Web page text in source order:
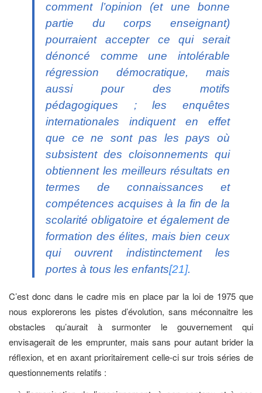
comment l’opinion (et une bonne
partie du corps enseignant)
pourraient accepter ce qui serait
dénoncé comme une intolérable
régression démocratique, mais
aussi pour des motifs
pédagogiques ; les enquêtes
internationales indiquent en effet
que ce ne sont pas les pays où
subsistent des cloisonnements qui
obtiennent les meilleurs résultats en
termes de connaissances et
compétences acquises à la fin de la
scolarité obligatoire et également de
formation des élites, mais bien ceux
qui ouvrent indistinctement les
portes à tous les enfants[21].
C’est donc dans le cadre mis en place par la loi de 1975 que
nous explorerons les pistes d’évolution, sans méconnaitre les
obstacles qu’aurait à surmonter le gouvernement qui
envisagerait de les emprunter, mais sans pour autant brider la
réflexion, et en axant prioritairement celle-ci sur trois séries de
questionnements relatifs :